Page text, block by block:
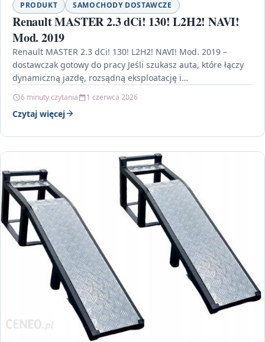
PRODUKT SAMOCHODY DOSTAWCZE
Renault MASTER 2.3 dCi! 130! L2H2! NAVI!
Mod. 2019
Renault MASTER 2.3 dCi! 130! L2H2! NAVI! Mod. 2019 –
dostawczak gotowy do pracy Jeśli szukasz auta, które łączy
dynamiczną jazdę, rozsądną eksploatację i…
6 minuty czytania 1 czerwca 2026
Czytaj więcej